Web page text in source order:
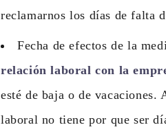
reclamarnos los días de falta
Fecha de efectos de la
relación laboral con la
esté de baja o de
laboral no tiene por que ser